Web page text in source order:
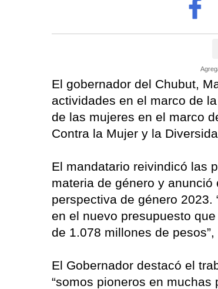
El gobernador del Chubut,
actividades en el marco de
de las mujeres en el marco
Contra la Mujer y la
El mandatario reivindicó las
materia de género y
perspectiva de género
en el nuevo presupuesto
de 1.078 millones de
El Gobernador destacó el
“somos pioneros en